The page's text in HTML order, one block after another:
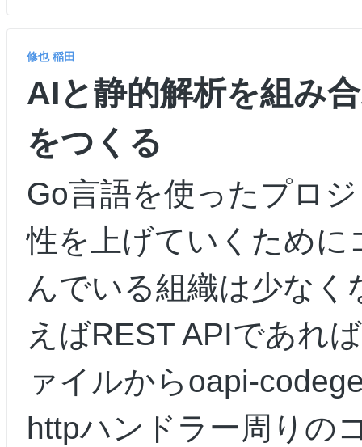
修也 稲田
AIと静的解析を組み
をつくる
Go言語を使ったプロ
性を上げていくために
んでいる組織は少な
えばREST APIであれ
ァイルからoapi-
httpハンドラー周りの